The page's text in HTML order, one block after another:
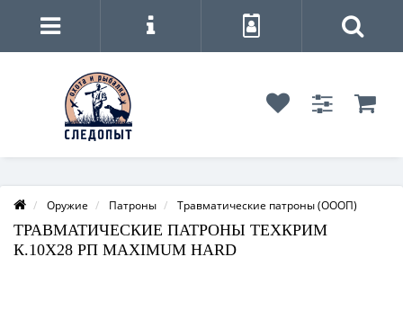
Оружие Патроны Травматические патроны (ОООП)
ТРАВМАТИЧЕСКИЕ ПАТРОНЫ ТЕХКРИМ
К.10Х28 РП MAXIMUM HARD